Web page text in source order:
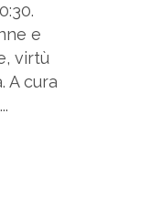
e
virtù
A cura